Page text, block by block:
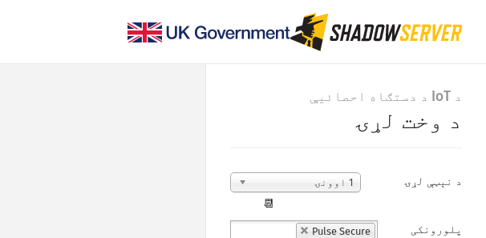
د IoT د دستګاه احصائیې
د وخت لړۍ
د نېټې لړۍ 1 اوونۍ
📆
پلورونکی
Pulse Secure